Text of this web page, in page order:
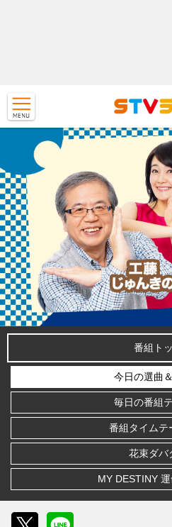
番組ト
今日の選曲
毎日の番組
番組タイムテ
花束ダバ
MY DESTINY